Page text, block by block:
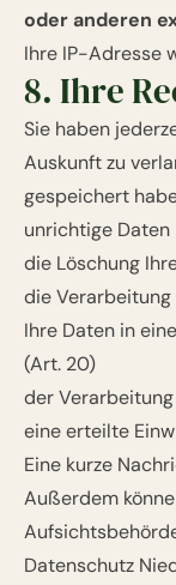
oder anderen
Ihre IP-Adresse
8. Ihre
Sie haben
Auskunft zu
gespeichert
unrichtige Daten
die Löschung
die Verarbeitung
Ihre Daten in
(Art. 20)
der
eine erteilte
Eine kurze
Außerdem
Datenschutz